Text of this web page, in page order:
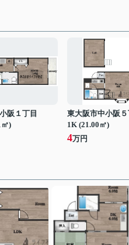
阪１丁目
)
東大阪市中小阪５
1K (21.00㎡)
4万円